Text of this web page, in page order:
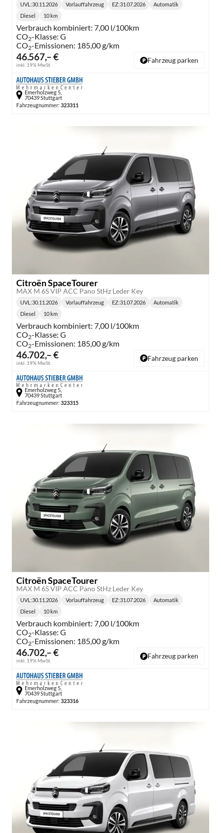
46.567,– €
inkl. 19% MwSt.
Lieferzeit:
UVL :30.11.2026 Vorlauffahrzeug EZ:31.07.2026
Getriebe:
Automatik
Kraftstoff:
Diesel
Kilometerstand:
10 km
Verbrauch kombiniert: 7,00 l/100km
CO2-Klasse: G
CO2-Emissionen: 185,00 g/km
Fahrzeug parken
Emerholzweg 5,
70439 Stuttgart
Fahrzeugnummer: 323311
Citroën SpaceTourer
MAX M 6S VIP ACC Pano StHz Leder Key
46.702,– €
inkl. 19% MwSt.
Lieferzeit:
UVL :30.11.2026 Vorlauffahrzeug EZ:31.07.2026
Getriebe:
Automatik
Kraftstoff:
Diesel
Kilometerstand:
10 km
Verbrauch kombiniert: 7,00 l/100km
CO2-Klasse: G
CO2-Emissionen: 185,00 g/km
Fahrzeug parken
Emerholzweg 5,
70439 Stuttgart
Fahrzeugnummer: 323315
Citroën SpaceTourer
MAX M 6S VIP ACC Pano StHz Leder Key
46.702,– €
inkl. 19% MwSt.
UVL :30.11.2026 Vorlauffahrzeug EZ:31.07.2026 Automatik
Diesel 10 km
Verbrauch kombiniert: 7,00 l/100km
CO2-Klasse: G
CO2-Emissionen: 185,00 g/km
Fahrzeug parken
Emerholzweg 5,
70439 Stuttgart
Fahrzeugnummer: 323316